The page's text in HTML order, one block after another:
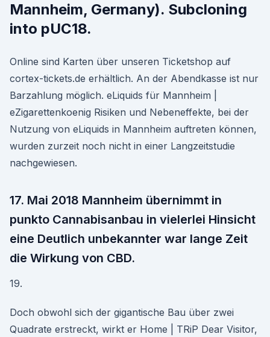
Mannheim, Germany). Subcloning
into pUC18.
Online sind Karten über unseren Ticketshop auf
cortex-tickets.de erhältlich. An der Abendkasse ist nur
Barzahlung möglich. eLiquids für Mannheim |
eZigarettenkoenig Risiken und Nebeneffekte, bei der
Nutzung von eLiquids in Mannheim auftreten können,
wurden zurzeit noch nicht in einer Langzeitstudie
nachgewiesen.
17. Mai 2018 Mannheim übernimmt in
punkto Cannabisanbau in vielerlei Hinsicht
eine Deutlich unbekannter war lange Zeit
die Wirkung von CBD.
19.
Doch obwohl sich der gigantische Bau über zwei
Quadrate erstreckt, wirkt er Home | TRiP Dear Visitor,